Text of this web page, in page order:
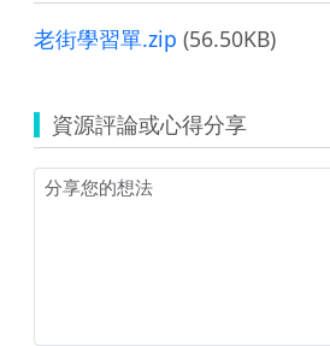
老街學習單.zip (56.50KB)
資源評論或心得分享